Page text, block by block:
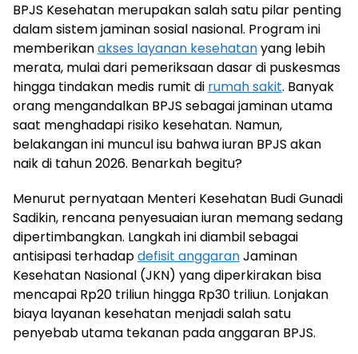
BPJS Kesehatan merupakan salah satu pilar penting
dalam sistem jaminan sosial nasional. Program ini
memberikanakses layanan kesehatanyang lebih
merata, mulai dari pemeriksaan dasar di puskesmas
hingga tindakan medis rumit di rumah sakit. Banyak
orang mengandalkan BPJS sebagai jaminan utama
saat menghadapi risiko kesehatan. Namun,
belakangan ini muncul isu bahwa iuran BPJS akan
naik di tahun 2026. Benarkah begitu?
Menurut pernyataan Menteri Kesehatan Budi Gunadi
Sadikin, rencana penyesuaian iuran memang sedang
dipertimbangkan. Langkah ini diambil sebagai
antisipasi terhadapdefisit anggaranJaminan
Kesehatan Nasional (JKN) yang diperkirakan bisa
mencapai Rp20 triliun hingga Rp30 triliun. Lonjakan
biaya layanan kesehatan menjadi salah satu
penyebab utama tekanan pada anggaran BPJS.